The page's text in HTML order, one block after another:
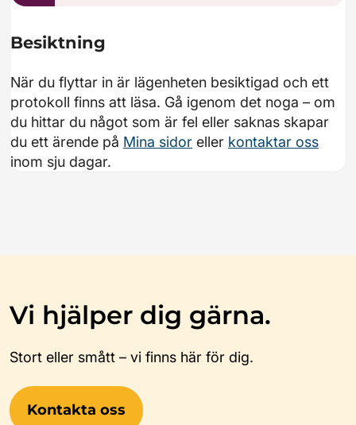
Besiktning
När du flyttar in är lägenheten besiktigad och ett
protokoll finns att läsa. Gå igenom det noga – om
du hittar du något som är fel eller saknas skapar
du ett ärende på Mina sidor eller kontaktar oss
inom sju dagar.
Vi hjälper dig gärna.
Stort eller smått – vi finns här för dig.
Kontakta oss